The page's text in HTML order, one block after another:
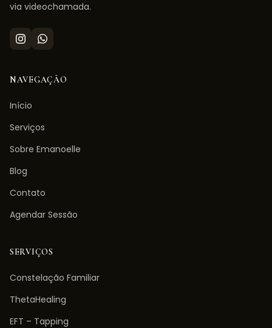
via videochamada.
NAVEGAÇÃO
Início
Serviços
Sobre Emanoelle
Blog
Contato
Agendar Sessão
SERVIÇOS
Constelação Familiar
ThetaHealing
EFT – Tapping